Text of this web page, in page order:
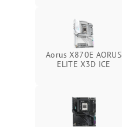
Aorus X870E AORUS
ELITE X3D ICE